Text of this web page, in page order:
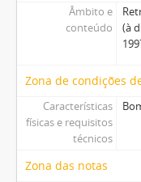
Âmbito e
conteúdo
(à
Zona de condições
Características
físicas e requisitos
técnicos
Zona das notas